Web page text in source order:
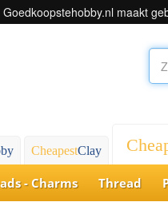
Goedkoopstehobby.nl maakt
CheapestClay
- Charms Thread